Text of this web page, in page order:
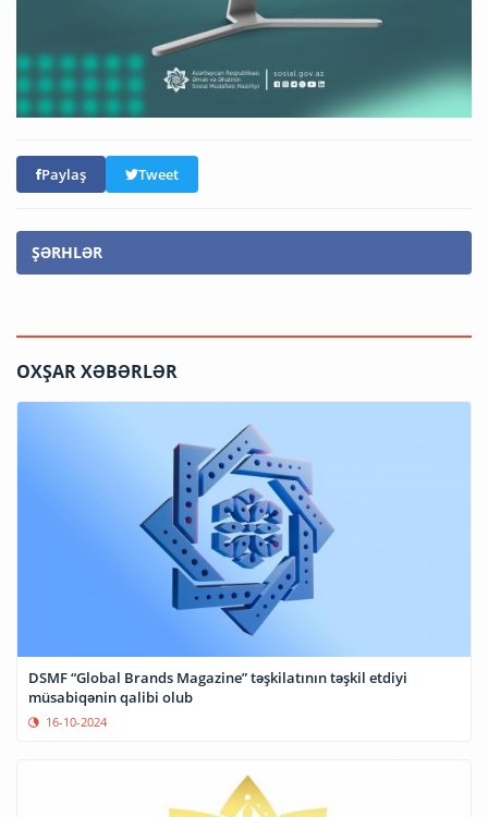
Paylaş Tweet
ŞƏRHLƏR
OXŞAR XƏBƏRLƏR
DSMF “Global Brands Magazine” təşkilatının təşkil etdiyi
müsabiqənin qalibi olub
16-10-2024